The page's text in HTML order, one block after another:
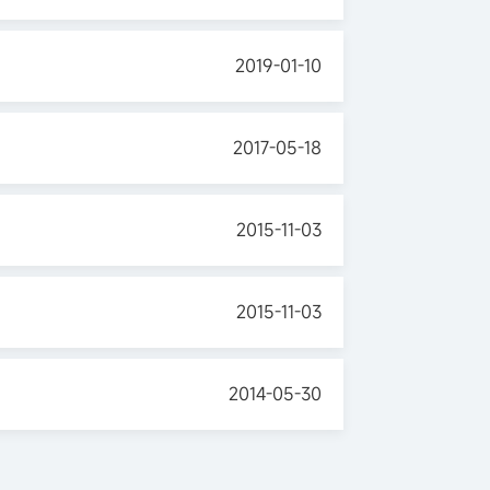
2019-01-10
2017-05-18
2015-11-03
2015-11-03
2014-05-30